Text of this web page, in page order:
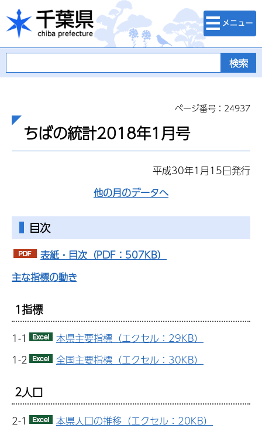
千葉県
検索・メニュ
ー
ページ番号：24937
ちばの統計2018年1月号
平成30年1月15日発行
他の月のデータへ
目次
表紙・目次（PDF：507KB）
主な指標の動き
1指標
1-1
本県主要指標（エクセル：29KB）
1-2
全国主要指標（エクセル：30KB）
2人口
2-1
本県人口の推移（エクセル：20KB）